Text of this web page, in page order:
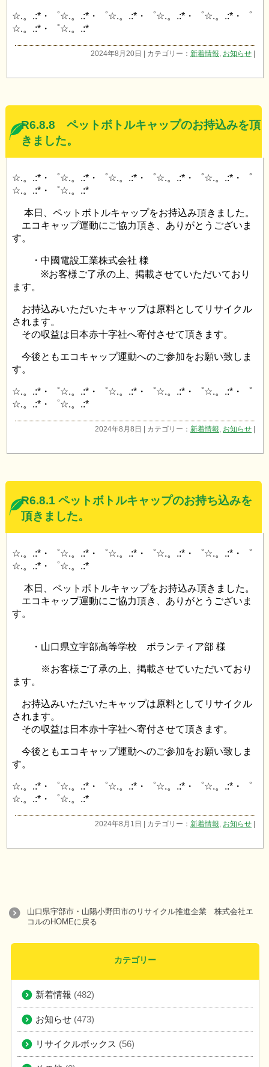
☆.。.:*・゜☆.。.:*・゜☆.。.:*・゜☆.。.:*・゜☆.。.:*・゜
☆.。.:*・゜☆.。.:*
2024年8月20日 | カテゴリー：新着情報, お知らせ
R6.8.8 ペットボトルキャップのお持込みを頂
きました。
☆.。.:*・゜☆.。.:*・゜☆.。.:*・゜☆.。.:*・゜☆.。.:*・゜
☆.。.:*・゜☆.。.:*
本日、ペットボトルキャップをお持込み頂きました。
エコキャップ運動にご協力頂き、ありがとうございま
す。
・中國電設工業株式会社 様
※お客様ご了承の上、掲載させていただいており
ます。
お持込みいただいたキャップは原料としてリサイクル
されます。
その収益は日本赤十字社へ寄付させて頂きます。
今後ともエコキャップ運動へのご参加をお願い致しま
す。
☆.。.:*・゜☆.。.:*・゜☆.。.:*・゜☆.。.:*・゜☆.。.:*・゜
☆.。.:*・゜☆.。.:*
2024年8月8日 | カテゴリー：新着情報, お知らせ
R6.8.1 ペットボトルキャップのお持ち込みを
頂きました。
☆.。.:*・゜☆.。.:*・゜☆.。.:*・゜☆.。.:*・゜☆.。.:*・゜
☆.。.:*・゜☆.。.:*
本日、ペットボトルキャップをお持込み頂きました。
エコキャップ運動にご協力頂き、ありがとうございま
す。
・山口県立宇部高等学校 ボランティア部 様
※お客様ご了承の上、掲載させていただいており
ます。
お持込みいただいたキャップは原料としてリサイクル
されます。
その収益は日本赤十字社へ寄付させて頂きます。
今後ともエコキャップ運動へのご参加をお願い致しま
す。
☆.。.:*・゜☆.。.:*・゜☆.。.:*・゜☆.。.:*・゜☆.。.:*・゜
☆.。.:*・゜☆.。.:*
2024年8月1日 | カテゴリー：新着情報, お知らせ
山口県宇部市・山陽小野田市のリサイクル推進企業 株式会社エ
コルのHOMEに戻る
カテゴリー
新着情報 (482)
お知らせ (473)
リサイクルボックス (56)